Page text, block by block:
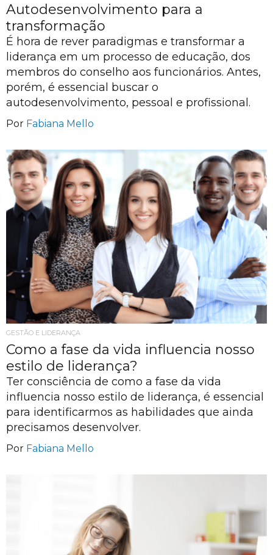
Autodesenvolvimento para a
transformação
É hora de rever paradigmas e transformar a
liderança em um processo de educação, dos
membros do conselho aos funcionários. Antes,
porém, é essencial buscar o
autodesenvolvimento, pessoal e profissional.
Por Fabiana Mello
GESTÃO E LIDERANÇA
Como a fase da vida influencia nosso
estilo de liderança?
Ter consciência de como a fase da vida
influencia nosso estilo de liderança, é essencial
para identificarmos as habilidades que ainda
precisamos desenvolver.
Por Fabiana Mello